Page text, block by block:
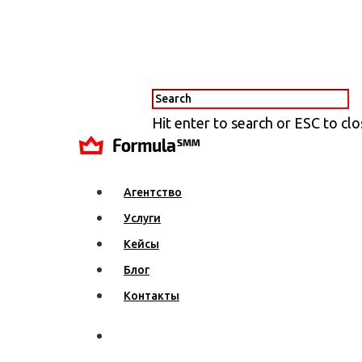
Hit enter to search or ESC to
Агентство
Услуги
Кейсы
Блог
Контакты